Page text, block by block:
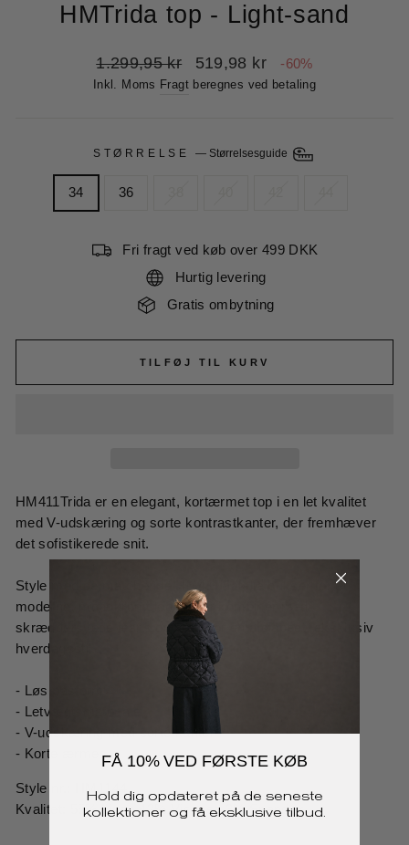
HMTrida top - Light-sand
Normalpris
1.299,95 kr Udsalgspris
519,98 kr -60%
Inkl. Moms Fragtberegnes ved betaling
STØRRELSE — Størrelsesguide
34 36
Fri fragt ved køb over 499 DKK
Hurtig levering
Gratis ombytning
TILFØJ TIL KURV
HM411Trida er en elegant, kortærmet top i en let kvalitet
med V-udskæring og sorte kontrastkanter, der fremhæver
det sofistikerede snit.
Style med de matchende HM411Natalia bukser for et
moderne, monokromt look, eller kombinér med
skræddersyede jeans og hæle for en afslappet, eksklusiv
hverdagsstil.
- Løs pasform
- Letvægtsmateriale
- V-udskæring med sorte kanter
- Korte ærmer
Style nr.: HM1144
Kvalitet: 55% Linen 42% Viscose 3% Spandex
FÅ 10% VED FØRSTE KØB
Hold dig opdateret på de seneste
kollektioner og få eksklusive tilbud.